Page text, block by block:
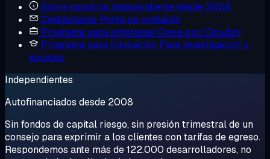
Sobre nosotros Independiente desde 2008
Contáctanos Ponte en contacto
Programa para empresas Crece con Cloudzy
Programa para Educación Para investigación y
equipos
Independientes
Autofinanciados desde 2008
Sin fondos de capital riesgo, sin presión trimestral de un
consejo para exprimir a los clientes con tarifas de egreso.
Respondemos ante más de 122.000 desarrolladores, no